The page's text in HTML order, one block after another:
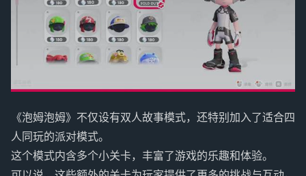
《泡姆泡姆》不仅设有双人故事模式，还特别加入了适合四
人同玩的派对模式。
这个模式内含多个小关卡，丰富了游戏的乐趣和体验。